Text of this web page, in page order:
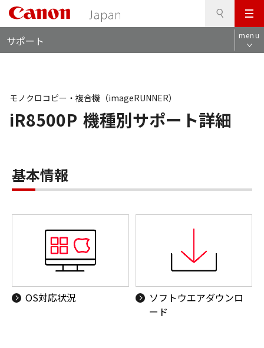
メ
ニ
ュ
サポート menu
iR8500P 機種別サポート詳細
モノクロコピー・複合機（imageRUNNER）
基本情報
OS対応状況
ソフトウエアダウンロ
ード